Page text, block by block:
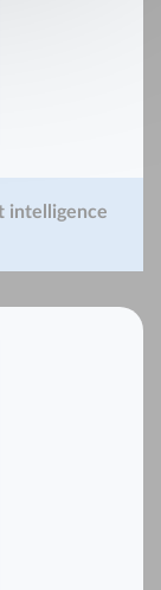
intelligence